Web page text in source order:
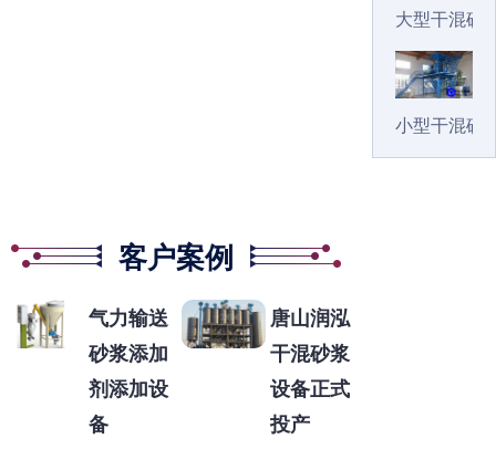
大型干混砂
小型干混砂
客户案例
气力输送
砂浆添加
剂添加设
备
唐山润泓
干混砂浆
设备正式
投产